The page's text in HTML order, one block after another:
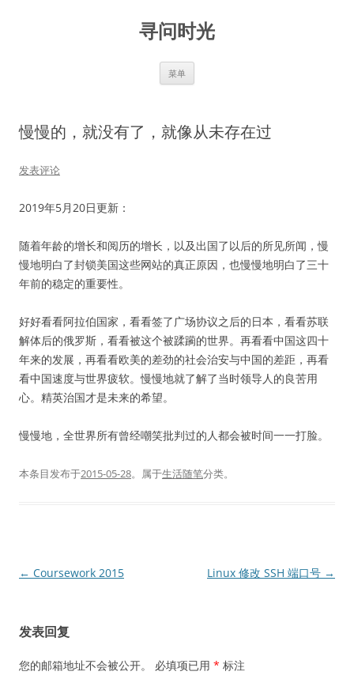
寻问时光
菜单
慢慢的，就没有了，就像从未存在过
发表评论
2019年5月20日更新：
随着年龄的增长和阅历的增长，以及出国了以后的所见所闻，慢
慢地明白了封锁美国这些网站的真正原因，也慢慢地明白了三十
年前的稳定的重要性。
好好看看阿拉伯国家，看看签了广场协议之后的日本，看看苏联
解体后的俄罗斯，看看被这个被蹂躏的世界。再看看中国这四十
年来的发展，再看看欧美的差劲的社会治安与中国的差距，再看
看中国速度与世界疲软。慢慢地就了解了当时领导人的良苦用
心。精英治国才是未来的希望。
慢慢地，全世界所有曾经嘲笑批判过的人都会被时间一一打脸。
本条目发布于2015-05-28。属于生活随笔分类。
文
航
← Coursework 2015 Linux 修改 SSH 端口号 →
发表回复
您的邮箱地址不会被公开。 必填项已用 * 标注